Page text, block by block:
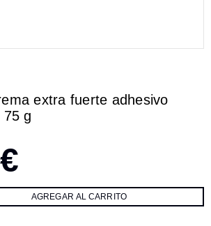
extra fuerte adhesivo
75 g